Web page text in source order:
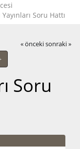
Soru Hattı
« önceki sonraki »
Soru